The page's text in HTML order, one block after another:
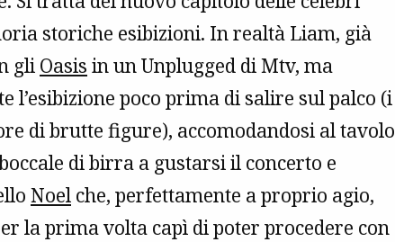
storiche esibizioni. In realtà Liam, già
gli Oasis in un Unplugged di Mtv, ma
l’esibizione poco prima di salire sul palco (i
di brutte figure), accomodandosi al tavolo
di birra a gustarsi il concerto e
Noel che, perfettamente a proprio agio,
la prima volta capì di poter procedere con